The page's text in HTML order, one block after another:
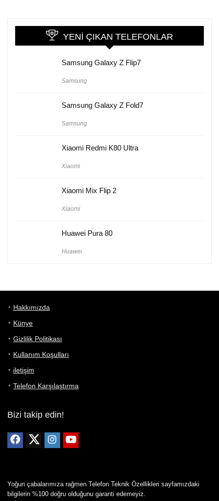
YENI ÇIKAN TELEFONLAR
Samsung Galaxy Z Flip7
Samsung
Samsung Galaxy Z Fold7
Samsung
Xiaomi Redmi K80 Ultra
Xiaomi
Xiaomi Mix Flip 2
Xiaomi
Huawei Pura 80
Huawei
Hakkımızda
Künye
Gizlilik Politikası
Kullanım Koşulları
iletişim
Telefon Karşılaştırma
Bizi takip edin!
Yoğun çabalarımıza rağmen Telefon Teknik Özellikleri sayfamızdaki
bilgilerin %100 doğru olduğunu garanti edemeyiz.